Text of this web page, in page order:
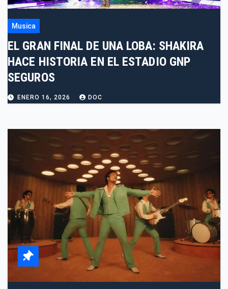
Musica
EL GRAN FINAL DE UNA LOBA: SHAKIRA
HACE HISTORIA EN EL ESTADIO GNP
SEGUROS
ENERO 16, 2026 DOC